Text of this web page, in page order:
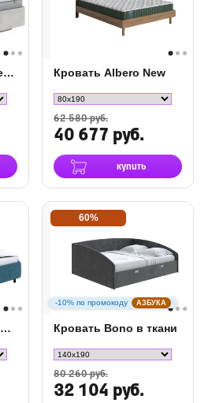
Кровать Fly ComoVeda 8 Кровать Albero New
62 580 руб.
40 677 руб.
купить
Кровать Next Life 1 в ткани
-10% по промокоду АЗБУКА
60%
Кровать Bono в ткани
80 260 руб.
32 104 руб.